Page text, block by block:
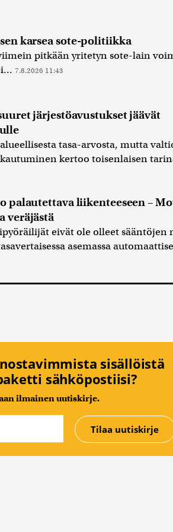
karsea sote-politiikka
pitkään yritetyn sote-lain
7.8.2026 11:43
järjestöavustukset jäävät
tasa-arvosta, mutta
kertoo toisenlaisen
palautettava liikenteeseen –
veräjästä
eivät ole olleet sääntöjen
asemassa
sisällöistä
sähköpostiisi?
ilmainen uutiskirje.